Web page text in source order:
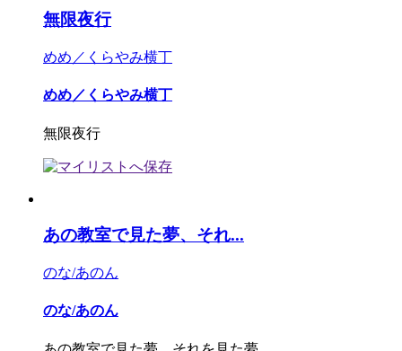
無限夜行
めめ／くらやみ横丁
めめ／くらやみ横丁
無限夜行
あの教室で見た夢、それ...
のな/あのん
のな/あのん